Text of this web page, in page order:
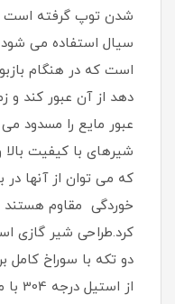
شدن توپ گرفته است
سیال استفاده می شود
است که در هنگام
دهد از آن عبور کند و
شیرهای با کیفیت بالا
که می توان از آنها در
خوردگی مقاوم هستند
دو تکه با سوراخ کامل